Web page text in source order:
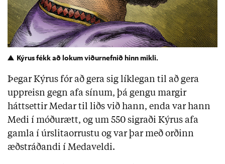
Kýrus fékk að lokum viðurnefnið hinn mikli.
Þegar Kýrus fór að gera sig líklegan til að gera
uppreisn gegn afa sínum, þá gengu margir
háttsettir Medar til liðs við hann, enda var hann
Medi í móðurætt, og um 550 sigraði Kýrus afa
gamla í úrslitaorrustu og var þar með orðinn
æðstráðandi í Medaveldi.